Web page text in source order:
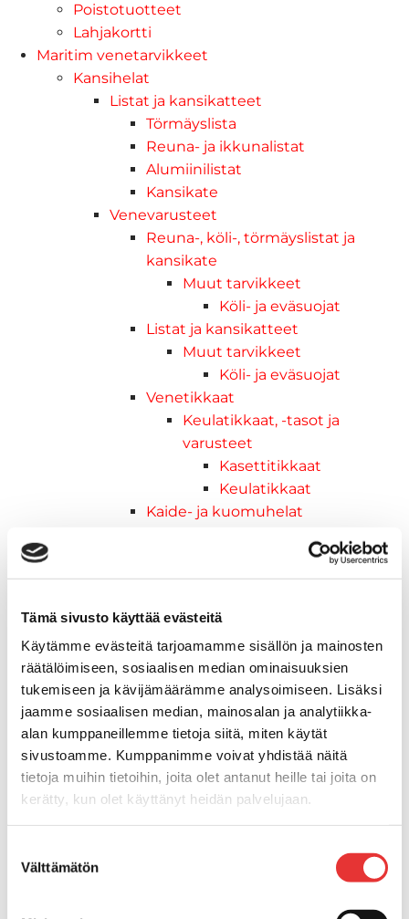
Tämä sivusto käyttää evästeitä
Käytämme evästeitä tarjoamamme sisällön ja mainosten
räätälöimiseen, sosiaalisen median ominaisuuksien
tukemiseen ja kävijämäärämme analysoimiseen. Lisäksi
jaamme sosiaalisen median, mainosalan ja analytiikka-
alan kumppaneillemme tietoja siitä, miten käytät
sivustoamme. Kumppanimme voivat yhdistää näitä
tietoja muihin tietoihin, joita olet antanut heille tai joita on
kerätty, kun olet käyttänyt heidän palvelujaan.
valinta
Välttämätön
Poistotuotteet
Lahjakortti
Maritim venetarvikkeet
Kansihelat
Listat ja kansikatteet
Törmäyslista
Reuna- ja ikkunalistat
Alumiinilistat
Kansikate
Venevarusteet
Reuna-, köli-, törmäyslistat ja
kansikate
Muut tarvikkeet
Köli- ja eväsuojat
Listat ja kansikatteet
Muut tarvikkeet
Köli- ja eväsuojat
Venetikkaat
Keulatikkaat, -tasot ja
varusteet
Kasettitikkaat
Keulatikkaat
Kaide- ja kuomuhelat
Kaidevaijerit, -verkot ja
päätehelat
varusteet
Keulakaiteet ja
kaidepylväät
Kansiluukut, ikkunat ja verhot
Luukut, hyttysverkot ja
rullaverhot
Kansiluukut
Hyttysverkot
Verhot
Venetikkaat